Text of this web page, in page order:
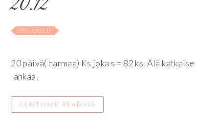
20 JOULU
20 päivä( harmaa) Ks joka s = 82 ks. Älä katkaise
lankaa.
CONTINUE READING